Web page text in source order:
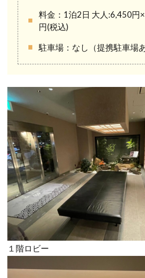
料金：1泊2日 大人:6,450円
円(税込)
駐車場：なし（提携駐車場あ
１階ロビー